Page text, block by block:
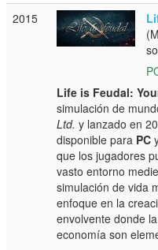
2015
Life is Feudal:
simulación de
Ltd. y lanzado en
disponible para PC
que los jugadores
vasto entorno
simulación de vida
enfoque en la
envolvente donde
economía son